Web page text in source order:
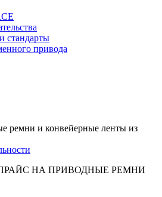
стандарты
привода
ремни и конвейерные ленты из
НА ПРИВОДНЫЕ РЕМНИ